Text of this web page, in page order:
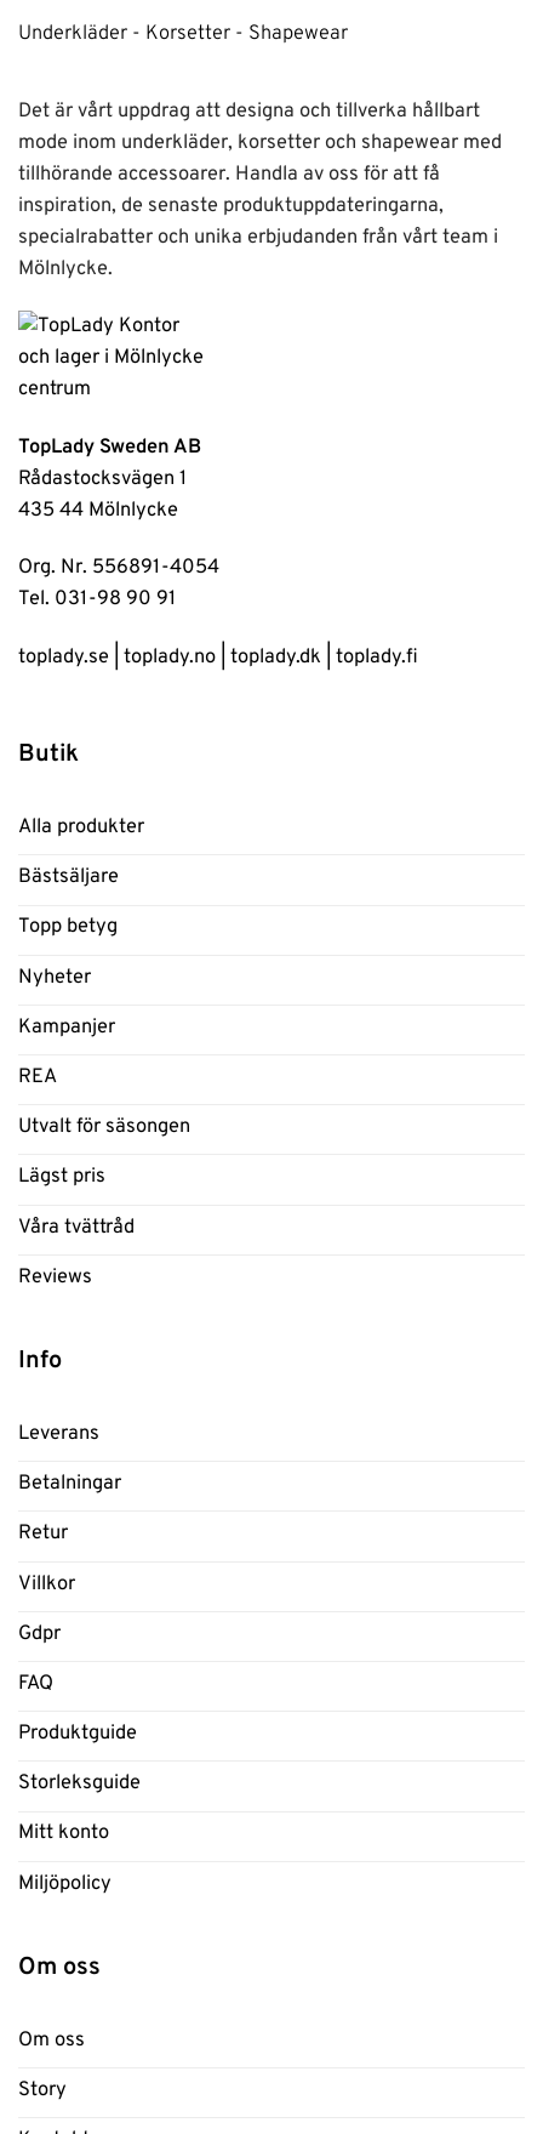
Underkläder - Korsetter - Shapewear
Det är vårt uppdrag att designa och tillverka hållbart
mode inom underkläder, korsetter och shapewear med
tillhörande accessoarer. Handla av oss för att få
inspiration, de senaste produktuppdateringarna,
specialrabatter och unika erbjudanden från vårt team i
Mölnlycke.
TopLady Sweden AB
Rådastocksvägen 1
435 44 Mölnlycke
Org. Nr. 556891-4054
Tel. 031-98 90 91
toplady.se toplady.no toplady.dk toplady.fi
Butik
Alla produkter
Bästsäljare
Topp betyg
Nyheter
Kampanjer
REA
Utvalt för säsongen
Lägst pris
Våra tvättråd
Reviews
Info
Leverans
Betalningar
Retur
Villkor
Gdpr
FAQ
Produktguide
Storleksguide
Mitt konto
Miljöpolicy
Om oss
Om oss
Story